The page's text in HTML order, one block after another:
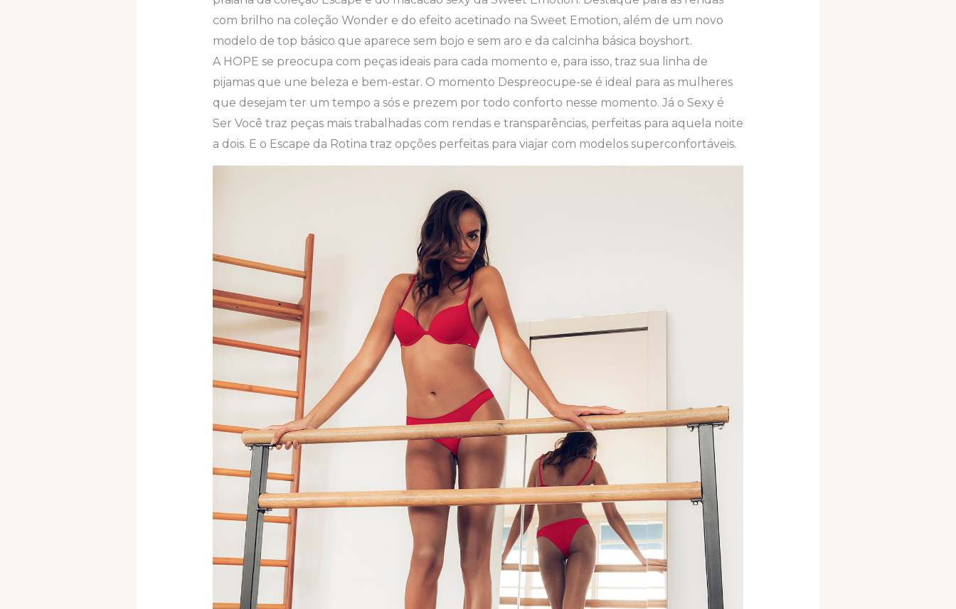
com brilho na coleção Wonder e do efeito acetinado na Sweet Emotion, além de um novo
modelo de top básico que aparece sem bojo e sem aro e da calcinha básica boyshort.
A HOPE se preocupa com peças ideais para cada momento e, para isso, traz sua linha de
pijamas que une beleza e bem-estar. O momento Despreocupe-se é ideal para as mulheres
que desejam ter um tempo a sós e prezem por todo conforto nesse momento. Já o Sexy é
Ser Você traz peças mais trabalhadas com rendas e transparências, perfeitas para aquela noite
a dois. E o Escape da Rotina traz opções perfeitas para viajar com modelos superconfortáveis.